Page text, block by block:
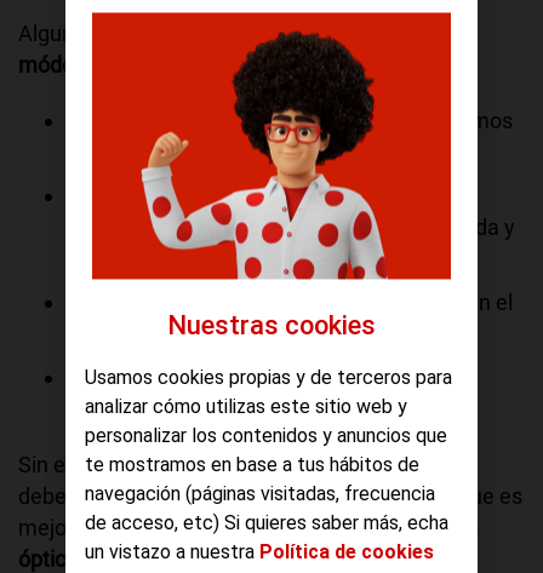
Algunos
usos útiles que podemos dar a estos
módems USB
Cuando vamos de vacaciones, si no queremos
contratar una conexión a Internet.
Si solemos ir a cafeterías o bibliotecas y
necesitamos una conexión a Internet privada y
Cuando vivimos en un pueblo y no llega bien el
Si viajamos a menudo, ya que podremos
asegurarnos de estar siempre conectados.
Sin embargo, algunas situaciones en las que no
debemos usar el pincho USB de Internet, sino que es
mejor
optar por un router convencional con fibra
óptica
. Estas situaciones son:
Nuestras cookies
Usamos cookies propias y de terceros para
analizar cómo utilizas este sitio web y
personalizar los contenidos y anuncios que
te mostramos en base a tus hábitos de
navegación (páginas visitadas, frecuencia
de acceso, etc) Si quieres saber más, echa
un vistazo a nuestra Política de cookies